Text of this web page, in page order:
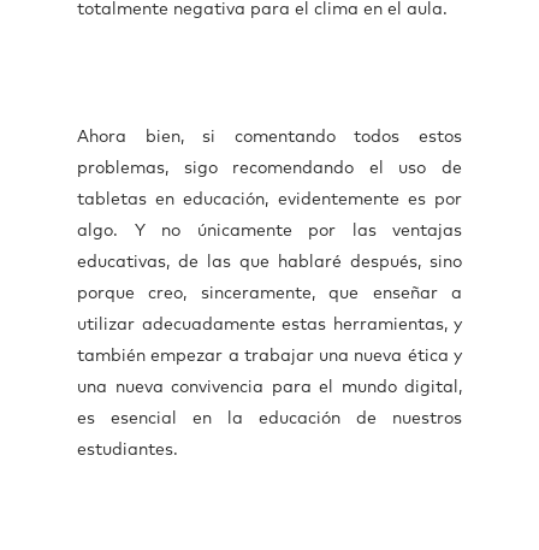
totalmente negativa para el clima en el aula.
Ahora bien, si comentando todos estos
problemas, sigo recomendando el uso de
tabletas en educación, evidentemente es por
algo. Y no únicamente por las ventajas
educativas, de las que hablaré después, sino
porque creo, sinceramente, que enseñar a
utilizar adecuadamente estas herramientas, y
también empezar a trabajar una nueva ética y
una nueva convivencia para el mundo digital,
es esencial en la educación de nuestros
estudiantes.